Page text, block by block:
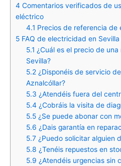
4 Comentarios verificados de
eléctrico
4.1 Precios de referencia de
5 FAQ de electricidad en Sevilla
5.1 ¿Cuál es el precio de
Sevilla?
5.2¿Disponéis de servicio
Aznalcóllar?
5.3 ¿Atendéis fuera del
5.4 ¿Cobráis la visita de
5.5¿Se puede abonar con
5.6 ¿Dais garantía en
5.7¿Puedo solicitar alguien
5.8 ¿Tenéis repuestos en
5.9 ¿Atendéis urgencias sin